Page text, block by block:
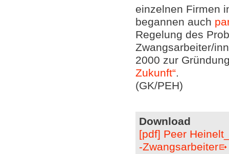
einzelnen Firmen
begannen auch
Regelung des
Zwangsarbeiter/
2000 zur
Zukunft“.
(GK/PEH)
Download
[pdf] Peer
-Zwangsarbeiter